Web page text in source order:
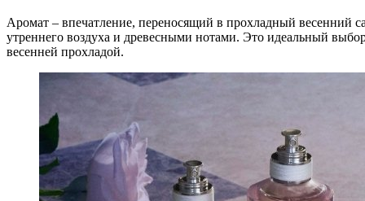
Аромат – впечатление, переносящий в прохладный весенний
утреннего воздуха и древесными нотами. Это идеальный
весенней прохладой.